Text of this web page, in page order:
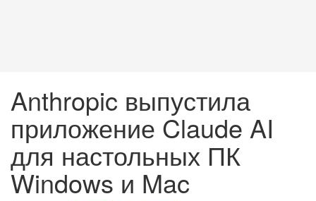
Anthropic выпустила
приложение Claude AI
для настольных ПК
Windows и Mac